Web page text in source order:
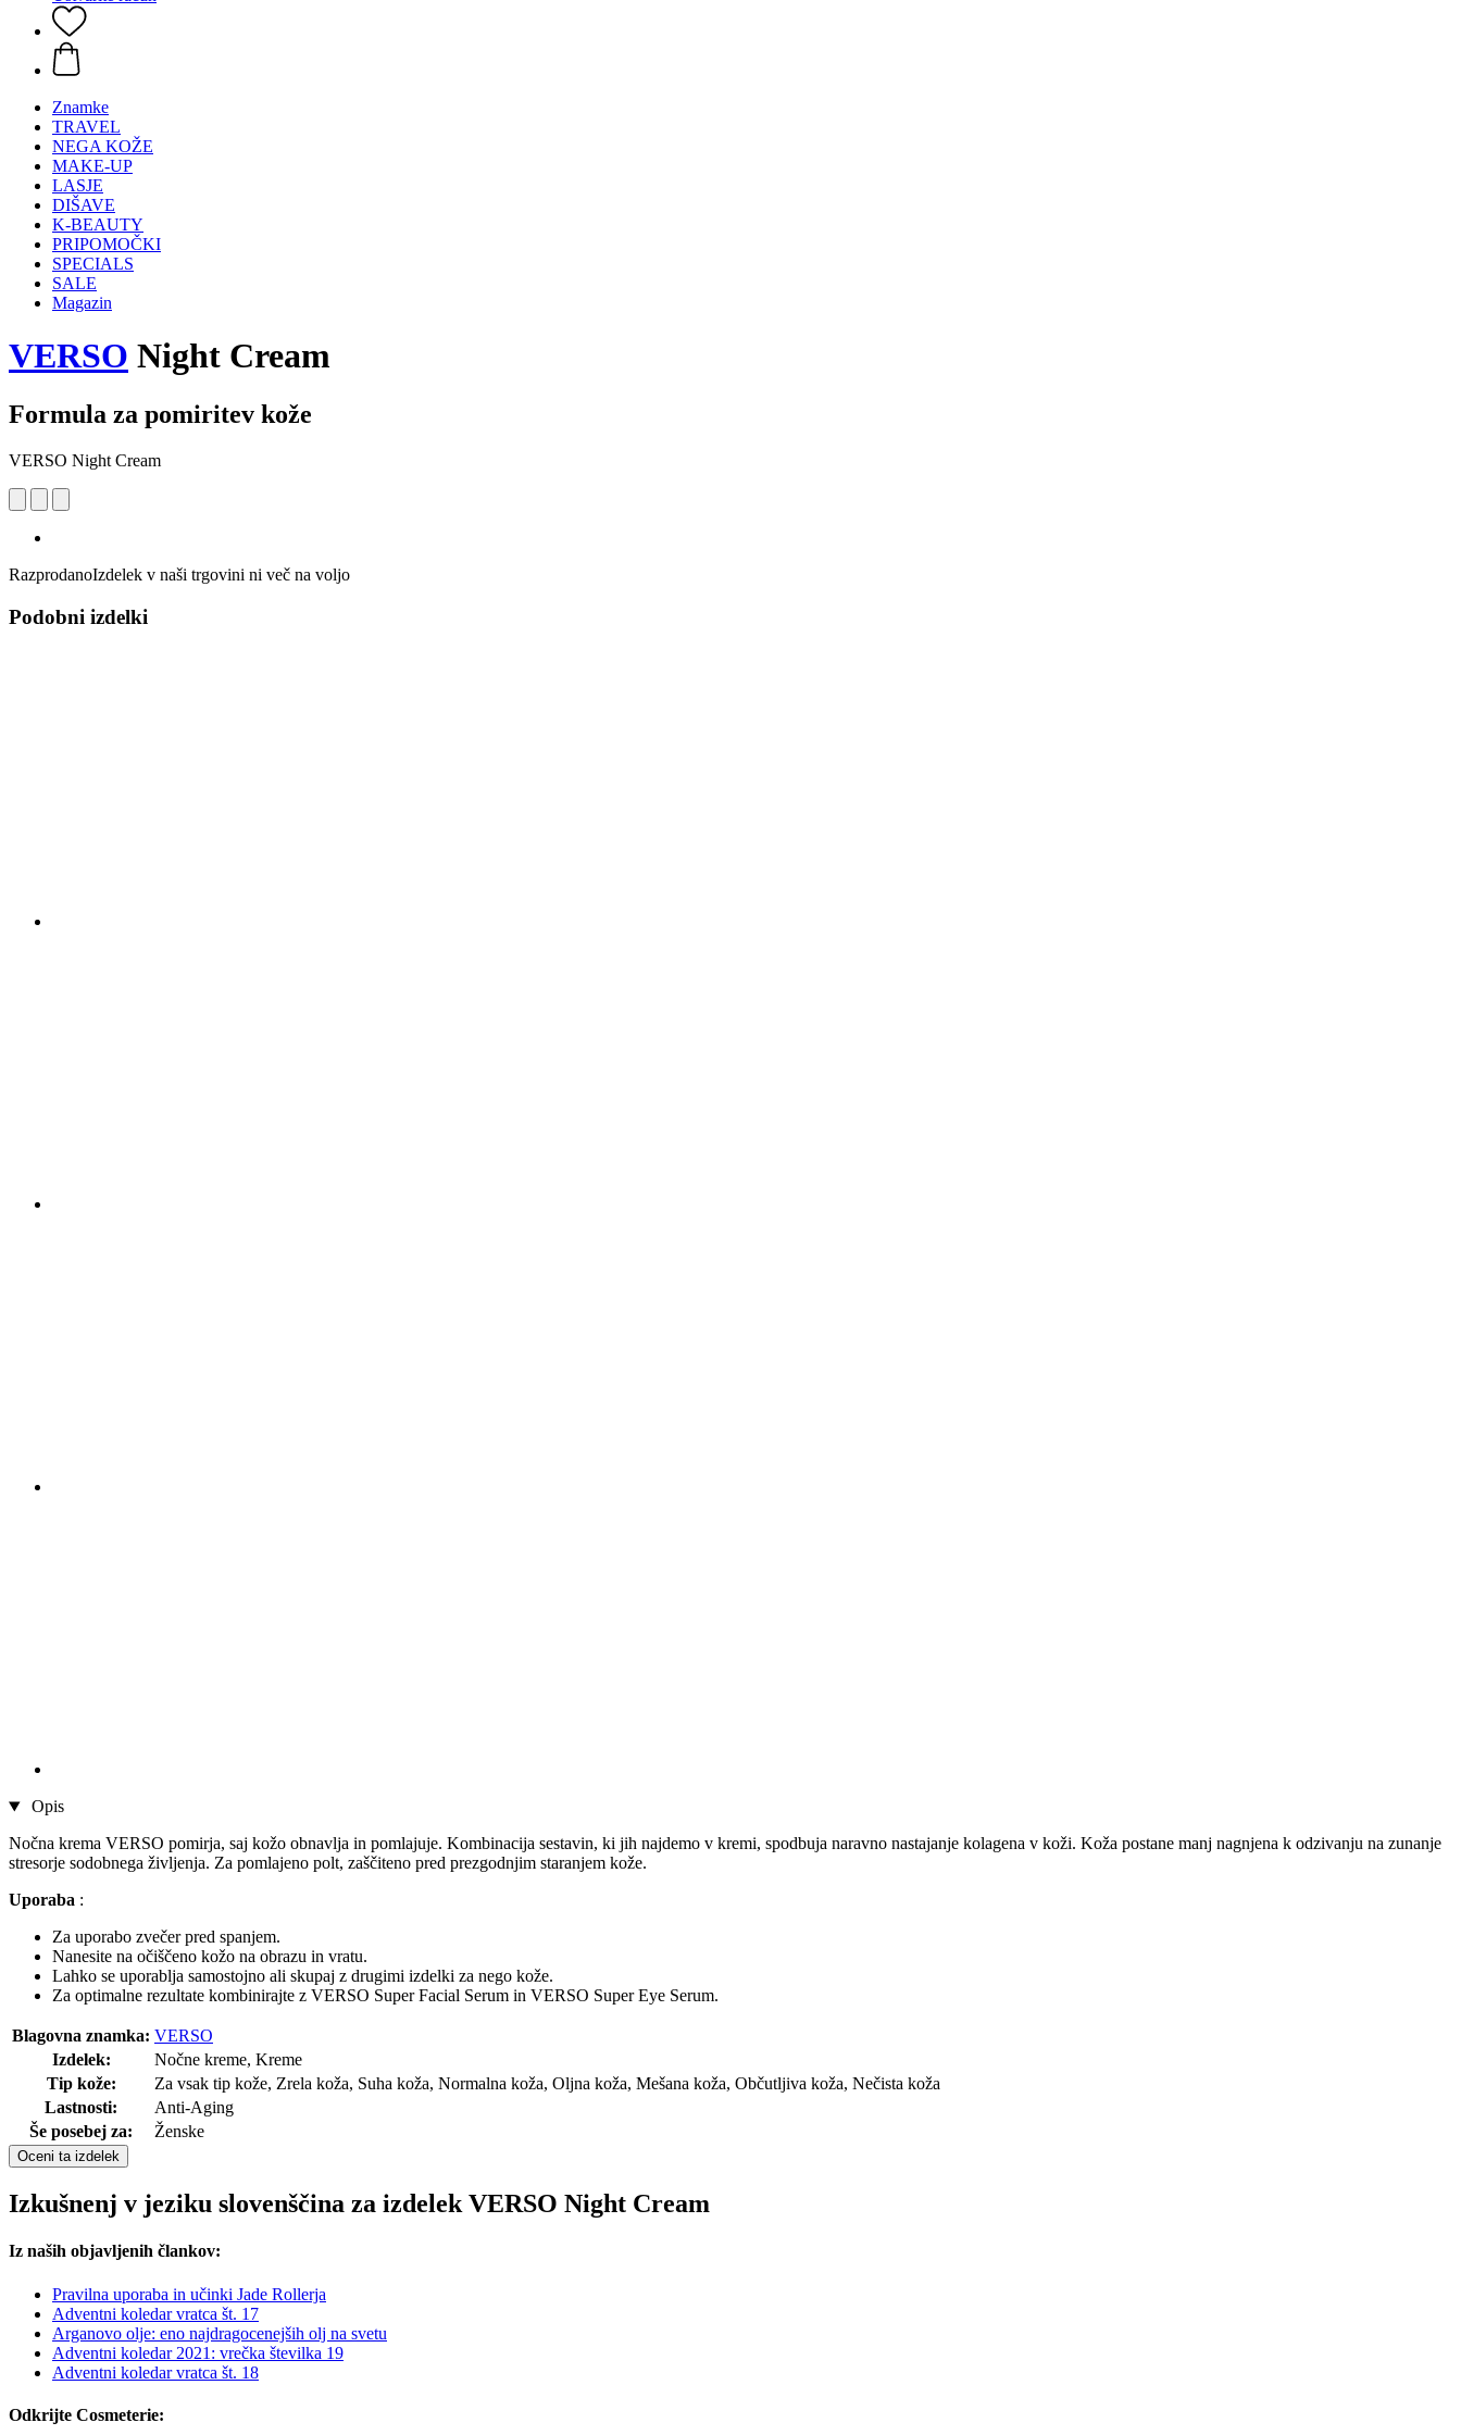
Znamke
TRAVEL
NEGA KOŽE
MAKE-UP
LASJE
DIŠAVE
K-BEAUTY
PRIPOMOČKI
SPECIALS
SALE
Magazin
VERSO Night Cream
Formula za pomiritev kože
VERSO Night Cream
RazprodanoIzdelek v naši trgovini ni več na voljo
Podobni izdelki
Opis
Nočna krema VERSO pomirja, saj kožo obnavlja in pomlajuje. Kombinacija sestavin, ki jih najdemo v kremi, spodbuja naravno nastajanje kolagena v koži. Koža postane manj nagnjena k odzivanju na zunanje
stresorje sodobnega življenja. Za pomlajeno polt, zaščiteno pred prezgodnjim staranjem kože.
Uporaba :
Za uporabo zvečer pred spanjem.
Nanesite na očiščeno kožo na obrazu in vratu.
Lahko se uporablja samostojno ali skupaj z drugimi izdelki za nego kože.
Za optimalne rezultate kombinirajte z VERSO Super Facial Serum in VERSO Super Eye Serum.
Blagovna znamka: VERSO
Izdelek:
Nočne kreme, Kreme
Tip kože:
Za vsak tip kože, Zrela koža, Suha koža, Normalna koža, Oljna koža, Mešana koža, Občutljiva koža, Nečista koža
Lastnosti:
Anti-Aging
Še posebej za:
Ženske
Oceni ta izdelek
Izkušnenj v jeziku slovenščina za izdelek VERSO Night Cream
Iz naših objavljenih člankov:
Pravilna uporaba in učinki Jade Rollerja
Adventni koledar vratca št. 17
Arganovo olje: eno najdragocenejših olj na svetu
Adventni koledar 2021: vrečka številka 19
Adventni koledar vratca št. 18
Odkrijte Cosmeterie: